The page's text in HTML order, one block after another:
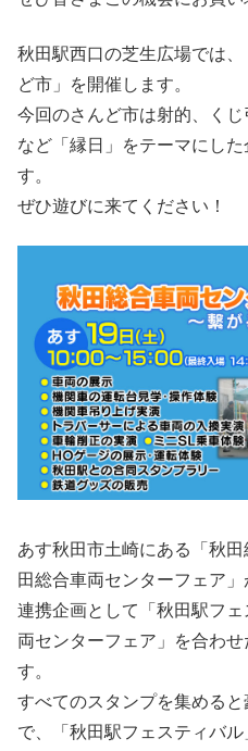
秋田駅西口の芝生広場では
ど市」を開催します。
今回のさんど市は射的、く
など「縁日」をテーマにし
す。
ぜひ遊びに来てください！
あす秋田市土崎にある「秋
田総合車両センターフェア」
連携企画として「秋田駅フ
両センターフェア」を合わ
す。
すべてのスタンプを集める
で、「秋田駅フェスティバ